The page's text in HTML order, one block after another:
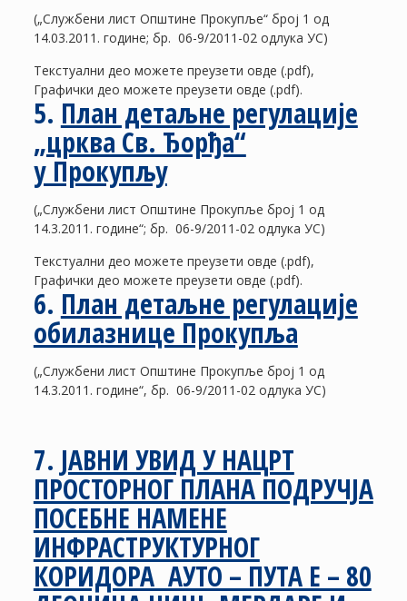
(„Службени лист Општине Прокупље“ број 1 од
14.03.2011. године; бр. 06-9/2011-02 одлука УС)
Текстуални део можете преузети овде (.pdf),
Графички део можете преузети овде (.pdf).
5. План детаљне регулације
„црква Св. Ђорђа“
у Прокупљу
(„Службени лист Општине Прокупље број 1 од
14.3.2011. године“; бр. 06-9/2011-02 одлука УС)
Текстуални део можете преузети овде (.pdf),
Графички део можете преузети овде (.pdf).
6. План детаљне регулације
обилазнице Прокупља
(„Службени лист Општине Прокупље број 1 од
14.3.2011. године“, бр. 06-9/2011-02 одлука УС)
7. ЈАВНИ УВИД У НАЦРТ
ПРОСТОРНОГ ПЛАНА ПОДРУЧЈА
ПОСЕБНЕ НАМЕНЕ
ИНФРАСТРУКТУРНОГ
КОРИДОРА АУТО – ПУТА Е – 80